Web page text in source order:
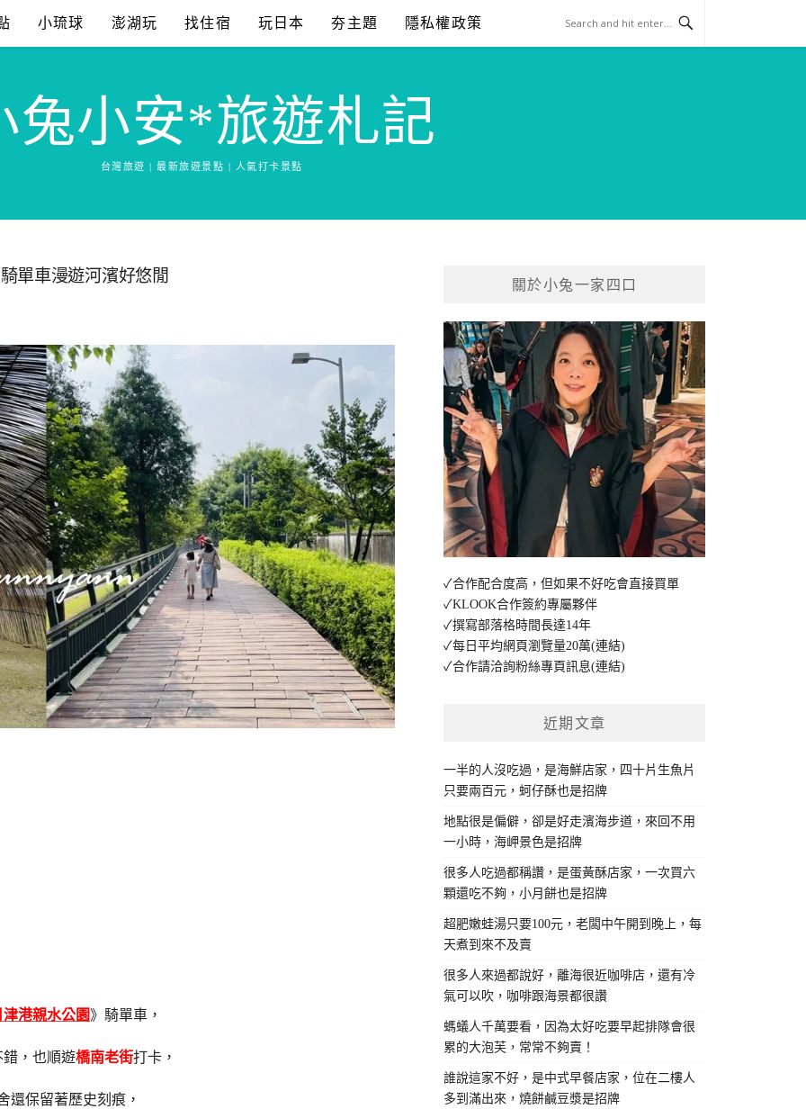
小琉球 澎湖玩 找住宿 玩日本 夯主題 隱私權政策
兔小安*旅遊札記
台灣旅遊 | 最新旅遊景點 | 人氣打卡景點
單車漫遊河濱好悠閒
津港親水公園》騎單車，
，也順遊橋南老街打卡，
還保留著歷史刻痕，
關於小兔一家四口
✓合作配合度高，但如果不好吃會直接買單
✓KLOOK合作簽約專屬夥伴
✓撰寫部落格時間長達14年
✓每日平均網頁瀏覽量20萬(連結)
✓合作請洽詢粉絲專頁訊息(連結)
近期文章
一半的人沒吃過，是海鮮店家，四十片生魚片
只要兩百元，蚵仔酥也是招牌
地點很是偏僻，卻是好走濱海步道，來回不用
一小時，海岬景色是招牌
很多人吃過都稱讚，是蛋黃酥店家，一次買六
顆還吃不夠，小月餅也是招牌
超肥嫩蛙湯只要100元，老闆中午開到晚上，每
天煮到來不及賣
很多人來過都說好，離海很近咖啡店，還有冷
氣可以吹，咖啡跟海景都很讚
螞蟻人千萬要看，因為太好吃要早起排隊會很
累的大泡芙，常常不夠賣！
誰說這家不好，是中式早餐店家，位在二樓人
多到滿出來，燒餅鹹豆漿是招牌